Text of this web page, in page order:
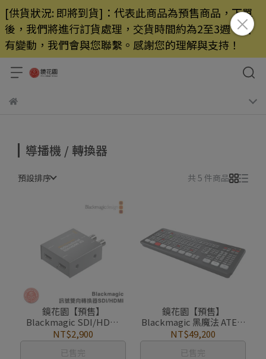
[供貨狀況: 即將到貨]：代表此商品為預售商品，下單
後，我們將進行訂貨處理，交貨時間約為2至3週，若
有變動，我們會與您聯繫。感謝您的理解與支持！
導播機 / 轉換器
預設排序 共 5 件商品
鏡花園【預售】
Blackmagic SDI/HDMI
3G 雙向訊號轉換器 Micro
Converter BiDirectional
NT$2,900
已售完
鏡花園【預售】
Blackmagic 黑魔法 ATEM
Mini Extreme ISO 導播機
NT$49,200
已售完